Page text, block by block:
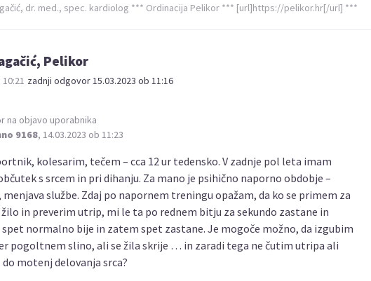
dr. med., spec. kardiolog *** Ordinacija Pelikor *** [url]https://pelikor.hr[/url] ***
Pelikor
zadnji odgovor 15.03.2023 ob 11:16
na objavo uporabnika
9168, 14.03.2023 ob 11:23
kolesarim, tečem – cca 12 ur tedensko. V zadnje pol leta imam
s srcem in pri dihanju. Za mano je psihično naporno obdobje –
menjava službe. Zdaj po napornem treningu opažam, da ko se primem za
in preverim utrip, mi le ta po rednem bitju za sekundo zastane in
normalno bije in zatem spet zastane. Je mogoče možno, da izgubim
pogoltnem slino, ali se žila skrije … in zaradi tega ne čutim utripa ali
motenj delovanja srca?